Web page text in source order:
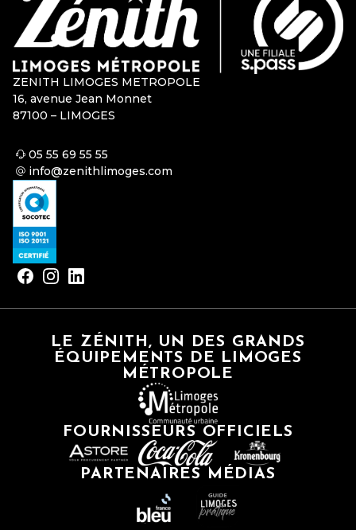
ZENITH LIMOGES METROPOLE
16, avenue Jean Monnet
87100 – LIMOGES
05 55 69 55 55
info@zenithlimoges.com
LE ZÉNITH, UN DES GRANDS
ÉQUIPEMENTS DE LIMOGES
MÉTROPOLE
FOURNISSEURS OFFICIELS
PARTENAIRES MÉDIAS